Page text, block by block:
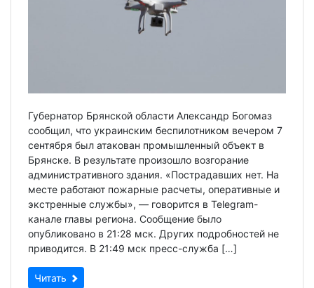
Губернатор Брянской области Александр Богомаз
сообщил, что украинским беспилотником вечером 7
сентября был атакован промышленный объект в
Брянске. В результате произошло возгорание
административного здания. «Пострадавших нет. На
месте работают пожарные расчеты, оперативные и
экстренные службы», — говорится в Telegram-
канале главы региона. Сообщение было
опубликовано в 21:28 мск. Других подробностей не
приводится. В 21:49 мск пресс-служба […]
Читать